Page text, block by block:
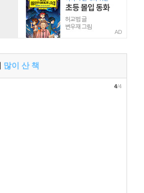
AD
많이 산 책
4/4